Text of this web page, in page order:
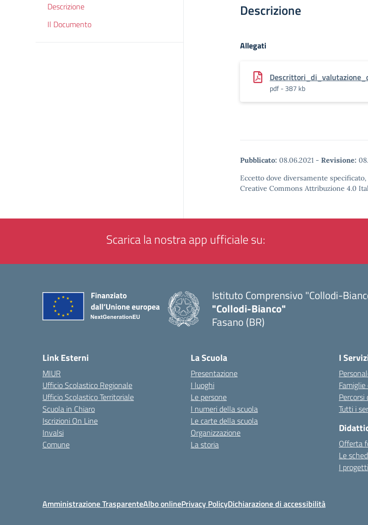
Descrizione
Il Documento
Descrizione
Allegati
pdf - 387 kb
Pubblicato: 08.06.2021 - Revisione:
Eccetto dove diversamente
Creative Commons Attribuzione 4.0
Scarica la nostra app ufficiale su:
Istituto Comprensivo "Collodi-
"Collodi-Bianco"
Fasano (BR)
Link Esterni
MIUR
Ufficio Scolastico Regionale
Ufficio Scolastico Territoriale
Scuola in Chiaro
Iscrizioni On Line
Invalsi
Comune
La Scuola
Presentazione
I luoghi
Le persone
I numeri della scuola
Le carte della scuola
Organizzazione
La storia
I
Percorsi
Tutti i
Offerta
Le
I
Amministrazione TrasparenteAlbo onlinePrivacy PolicyDichiarazione di accessibilità